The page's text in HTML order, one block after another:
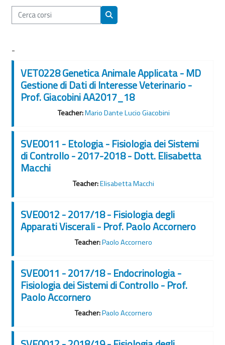
Cerca corsi
Cerca corsi
-
VET0228 Genetica Animale Applicata - MD
Gestione di Dati di Interesse Veterinario -
Prof. Giacobini AA2017_18
Teacher:Mario Dante Lucio Giacobini
SVE0011 - Etologia - Fisiologia dei Sistemi
di Controllo - 2017-2018 - Dott. Elisabetta
Macchi
Teacher:Elisabetta Macchi
SVE0012 - 2017/18 - Fisiologia degli
Apparati Viscerali - Prof. Paolo Accornero
Teacher:Paolo Accornero
SVE0011 - 2017/18 - Endocrinologia -
Fisiologia dei Sistemi di Controllo - Prof.
Paolo Accornero
Teacher:Paolo Accornero